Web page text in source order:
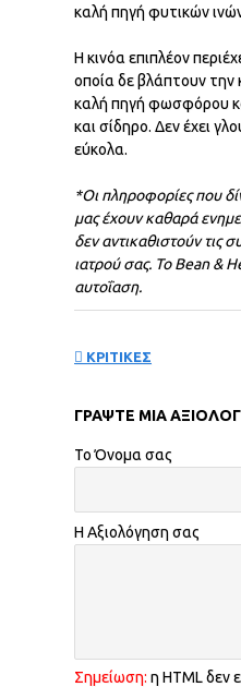
καλή πηγή φυτικών
Η κινόα επιπλέον
οποία δε βλάπτουν την
καλή πηγή φωσφόρου
και σίδηρο. Δεν έχει
εύκολα.
*Οι πληροφορίες που
μας έχουν καθαρά
δεν αντικαθιστούν τις
ιατρού σας. ΤοBean &
αυτοΐαση.
ΚΡΙΤΙΚΕΣ
ΓΡΆΨΤΕ ΜΙΑ
Το Όνομα σας
Η Αξιολόγηση σας
Σημείωση: η HTML δεν